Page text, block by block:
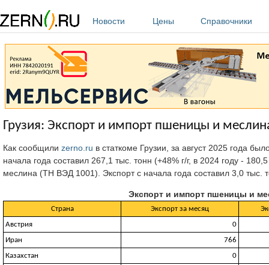
Новости
Цены Справочники
Грузия: Экспорт и импорт пшеницы и
Как сообщили zerno.ru в статкоме Грузии, за август 2025 года
начала года составил 267,1 тыс. тонн (+48% г/г, в 2024 году -
меслина (ТН ВЭД 1001). Экспорт с начала года составил 3,0 тыс.
Экспорт и импорт пшеницы и
Страна Экспорт за месяц
Австрия
0
Иран
766
Казахстан
0